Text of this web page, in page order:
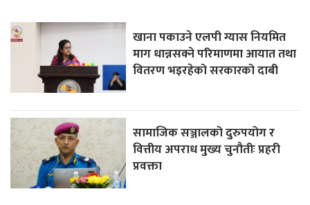
खाना पकाउने एलपी ग्यास नियमित
माग धान्नसक्ने परिमाणमा आयात तथा
वितरण भइरहेको सरकारको दाबी
सामाजिक सञ्जालको दुरुपयोग र
वित्तीय अपराध मुख्य चुनौतीः प्रहरी
प्रवक्ता